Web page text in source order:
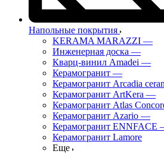
Напольные покрытия
KERAMA MARAZZI —
Инженерная доска —
Кварц-винил Amadei —
Керамогранит —
Керамогранит Arcadia
Керамогранит ArtKera —
Керамогранит Atlas
Керамогранит Azario —
Керамогранит ENNFACE
Керамогранит Lamore
Еще